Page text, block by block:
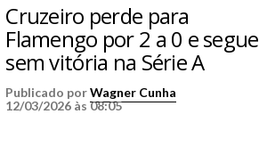
Cruzeiro perde para
Flamengo por 2 a 0 e segue
sem vitória na Série A
Publicado porWagner Cunha
12/03/2026 às 08:05